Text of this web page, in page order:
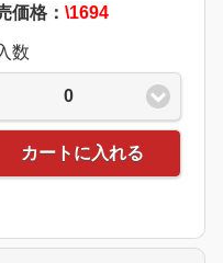
価格： \1694
数
0
カートに入れる